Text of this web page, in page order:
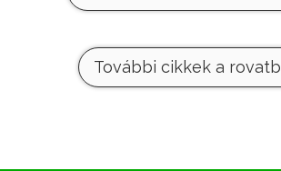
További cikkek a